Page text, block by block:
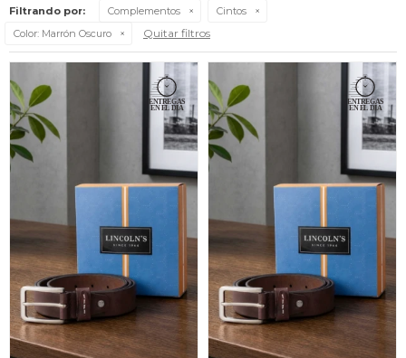
Filtrando por: Complementos
Cintos
Color: Marrón Oscuro Quitar filtros